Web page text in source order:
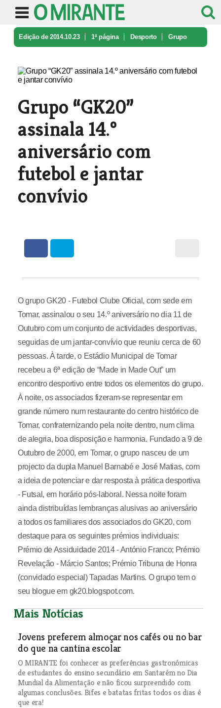
Edição de 2014.10.23 1ª página Desporto Grupo
Grupo “GK20”
assinala 14.º
aniversário com
futebol e jantar
convívio
O grupo GK20 - Futebol Clube Oficial, com sede em
Tomar, assinalou o seu 14.º aniversário no dia 11 de
Outubro com um conjunto de actividades desportivas,
seguidas de um jantar-convívio que reuniu cerca de 60
pessoas. À tarde, o Estádio Municipal de Tomar
recebeu a 6ª edição de “Made in Made Out” um
encontro desportivo entre todos os elementos do grupo.
À noite, os associados fizeram-se representar em
grande número num restaurante do centro histórico de
Tomar, confraternizando pela noite dentro, num clima
de alegria, boa disposição e harmonia. Fundado a 9 de
Outubro de 2000, em Tomar, o grupo nasceu de um
projecto da dupla Manuel Barnabé e José Matias, com
a ideia de potenciar e dar resposta à prática desportiva
- Futsal, em horário pós-laboral. Nessa noite foram
ainda distribuídas lembranças alusivas ao aniversário
a todos os familiares dos associados do GK20, com
destaque para os seguintes prémios individuais:
Prémio de Assiduidade 2014 - António Franco; Prémio
Revelação - Márcio Santos; Prémio Tribuna de Honra
(convidado especial) Tapadas Martins. O grupo tem o
seu blogue em gk20.blogspot.com.
Mais Notícias
Jovens preferem almoçar nos cafés ou no bar
do que na cantina escolar
O MIRANTE foi conhecer as preferências gastronómicas
de estudantes do ensino secundário em Santarém no Dia
Mundial da Alimentação e não ficou surpreendido com
algumas conclusões. Bifes e batatas fritas todos os dias é
que era!